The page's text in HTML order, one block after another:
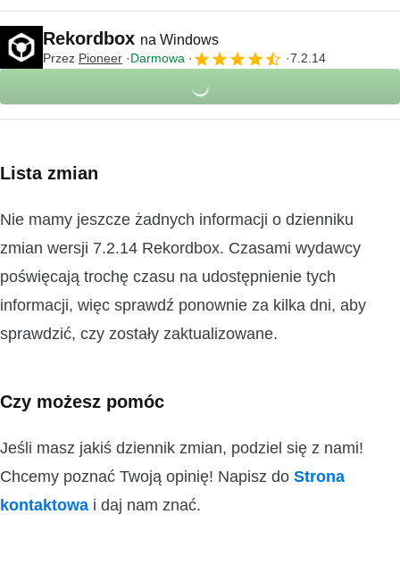
Rekordbox na Windows
Przez Pioneer Darmowa 7.2.14
Lista zmian
Nie mamy jeszcze żadnych informacji o dzienniku
zmian wersji 7.2.14 Rekordbox. Czasami wydawcy
poświęcają trochę czasu na udostępnienie tych
informacji, więc sprawdź ponownie za kilka dni, aby
sprawdzić, czy zostały zaktualizowane.
Czy możesz pomóc
Jeśli masz jakiś dziennik zmian, podziel się z nami!
Chcemy poznać Twoją opinię! Napisz do Strona
kontaktowa i daj nam znać.